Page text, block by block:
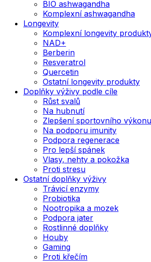
BIO ashwagandha
Komplexní ashwagandha
Longevity
Komplexní longevity
NAD+
Berberin
Resveratrol
Quercetin
Ostatní longevity produkty
Doplňky výživy podle cíle
Růst svalů
Na hubnutí
Zlepšení sportovního výkonu
Na podporu imunity
Podpora regenerace
Pro lepší spánek
Vlasy, nehty a pokožka
Proti stresu
Ostatní doplňky výživy
Trávicí enzymy
Probiotika
Nootropika a mozek
Podpora jater
Rostlinné doplňky
Houby
Gaming
Proti křečím